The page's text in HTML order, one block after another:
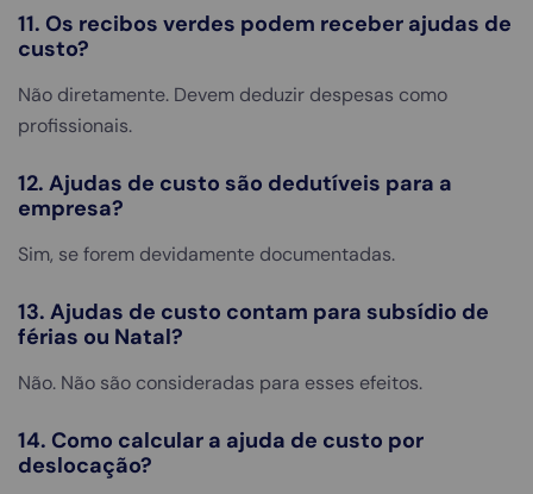
11. Os recibos verdes podem receber ajudas de
custo?
Não diretamente. Devem deduzir despesas como
profissionais.
12. Ajudas de custo são dedutíveis para a
empresa?
Sim, se forem devidamente documentadas.
13. Ajudas de custo contam para subsídio de
férias ou Natal?
Não. Não são consideradas para esses efeitos.
14. Como calcular a ajuda de custo por
deslocação?